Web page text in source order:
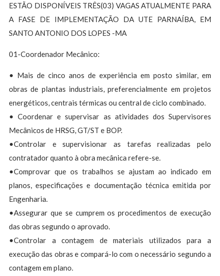
ESTÃO DISPONÍVEIS TRÊS(03) VAGAS ATUALMENTE PARA
A FASE DE IMPLEMENTAÇÃO DA UTE PARNAÍBA, EM
SANTO ANTONIO DOS LOPES -MA
01-Coordenador Mecânico:
• Mais de cinco anos de experiência em posto similar, em
obras de plantas industriais, preferencialmente em projetos
energéticos, centrais térmicas ou central de ciclo combinado.
• Coordenar e supervisar as atividades dos Supervisores
Mecânicos de HRSG, GT/ST e BOP.
•Controlar e supervisionar as tarefas realizadas pelo
contratador quanto à obra mecânica refere-se.
•Comprovar que os trabalhos se ajustam ao indicado em
planos, especificações e documentação técnica emitida por
Engenharia.
•Assegurar que se cumprem os procedimentos de execução
das obras segundo o aprovado.
•Controlar a contagem de materiais utilizados para a
execução das obras e compará-lo com o necessário segundo a
contagem em plano.